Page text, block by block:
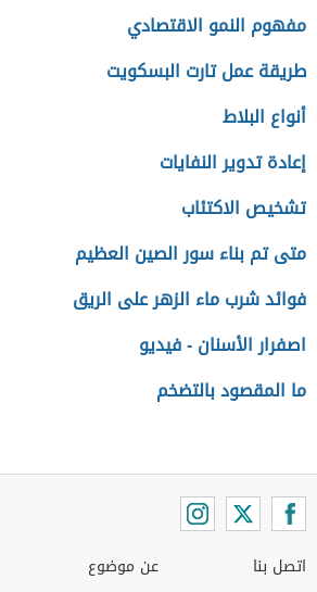
مفهوم النمو الاقتصادي
طريقة عمل تارت البسكويت
أنواع البلاط
إعادة تدوير النفايات
تشخيص الاكتئاب
متى تم بناء سور الصين العظيم
فوائد شرب ماء الزهر على الريق
اصفرار الأسنان - فيديو
ما المقصود بالتضخم
اتصل بنا عن موضوع